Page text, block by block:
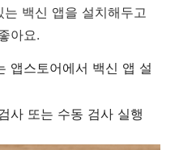
백신 앱을 설치해두고
아요.
앱스토어에서 백신 앱 설
사 또는 수동 검사 실행